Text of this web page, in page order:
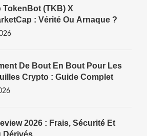
TokenBot (TKB) X
: Vérité Ou Arnaque ?
De Bout En Bout Pour Les
Crypto : Guide Complet
2026 : Frais, Sécurité Et
Dérivés